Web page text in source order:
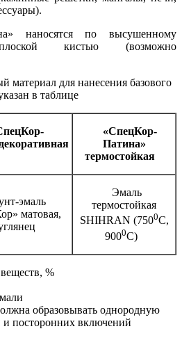
наносятся по высушенному
кистью (возможно
материал для нанесения базового
в таблице
«СпецКор-
Патина»
термостойкая
эмаль
матовая,
Эмаль
термостойкая
SHIHRAN (7500С,
9000С)
%
образовывать однородную
и посторонних включений